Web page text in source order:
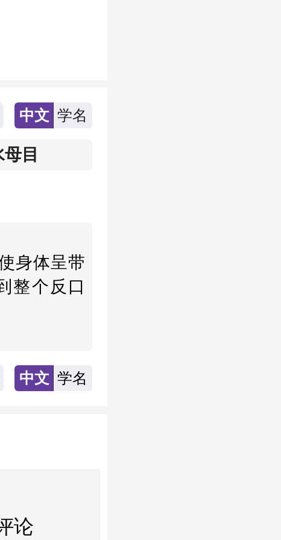
中文 学名
目
身体呈带
整个反口
中文 学名
论